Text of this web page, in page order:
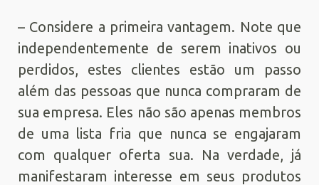
– Considere a primeira vantagem. Note que
independentemente de serem inativos ou
perdidos, estes clientes estão um passo
além das pessoas que nunca compraram de
sua empresa. Eles não são apenas membros
de uma lista fria que nunca se engajaram
com qualquer oferta sua. Na verdade, já
manifestaram interesse em seus produtos